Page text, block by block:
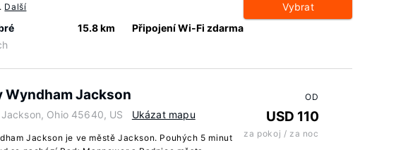
Další
15.8 km Připojení Wi-Fi zdarma
Vybrat
Wyndham Jackson
Ohio 45640, US Ukázat mapu
Jackson je ve městě Jackson. Pouhých 5 minut
OD
USD 110
za pokoj / za noc